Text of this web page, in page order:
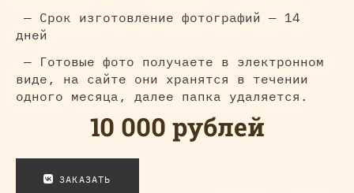
— Срок изготовление фотографий — 14
дней
— Готовые фото получаете в электронном
виде, на сайте они хранятся в течении
одного месяца, далее папка удаляется.
10 000 рублей
ЗАКАЗАТЬ